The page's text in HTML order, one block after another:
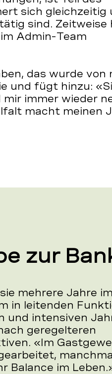
sich gleichzeitig
sind. Zeitweise
Admin-Team
das wurde von
und fügt hinzu:
immer wieder
macht meinen
zur
mehrere Jahre im
in leitenden
und intensiven
geregelteren
«Im
Balance im